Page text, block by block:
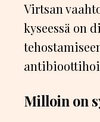
Virtsan
kyseessä on
Milloin on